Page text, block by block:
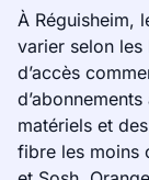
À Réguisheim,
varier selon les
d’accès
matériels et
fibre les moins